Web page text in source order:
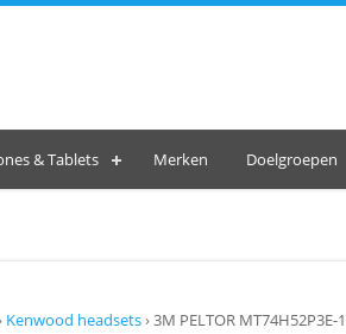
& Tablets Merken Doelgroepen
Kenwood headsets› 3M PELTOR